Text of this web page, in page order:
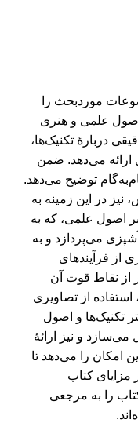
موردبحث را
علمی و هنری
دربارۀ تکنیک‌ها،
ارائه می‌دهد. ضمن
توضیح می‌دهد.
نیز در این زمینه به
اصول علمی، که به
می‌پردازد و به
از فرآیندهای
از نقاط قوت آن
از تصاویری
تکنیک‌ها و اصول
می‌سازد و نیز ارائۀ
امکان را می‌دهد تا
مزایای کتاب
را به مرجعی